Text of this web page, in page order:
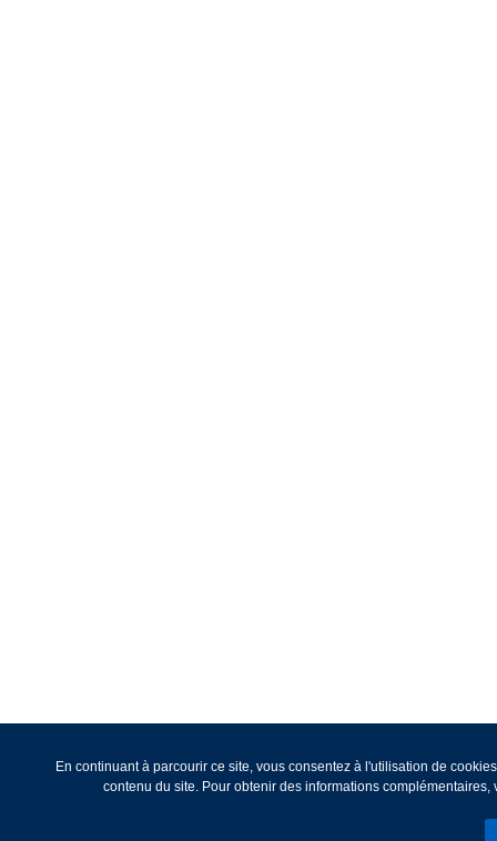
En continuant à parcourir ce site, vous consentez à l'utilisation de
contenu du site. Pour obtenir des informations